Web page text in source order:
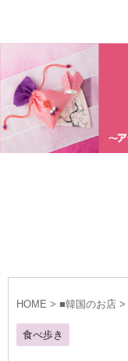
HOME > ■韓国のお店 >
食べ歩き